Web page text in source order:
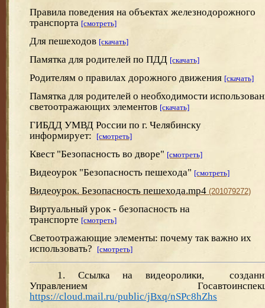
Правила поведения на объектах железнодорожного
транспорта [смотреть]
Для пешеходов [скачать]
Памятка для родителей по ПДД [скачать]
Родителям о правилах дорожного движения [скачать]
Памятка для родителей о необходимости
светоотражающих элементов [скачать]
ГИБДД УМВД России по г. Челябинску
информирует:
[смотреть]
Квест "Безопасность во дворе" [смотреть]
Видеоурок "Безопасность пешехода" [смотреть]
Видеоурок. Безопасность пешехода.mp4 (201079272)
Виртуальный урок - безопасность на
транспорте [смотреть]
Светоотражающие элементы: почему так важно их
использовать?
[смотреть]
1. Ссылка на видеоролики,
Управлением
https://cloud.mail.ru/public/jBxq/nSPc8hZhs